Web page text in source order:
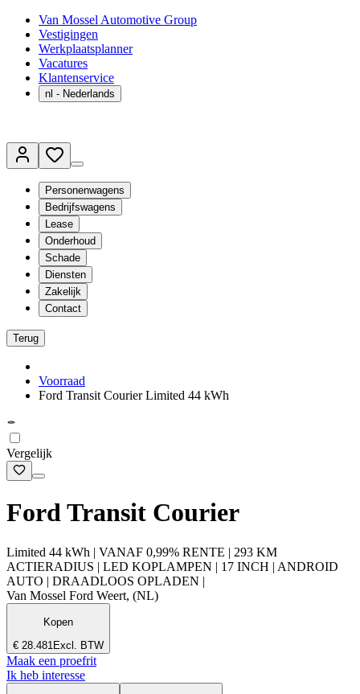
Van Mossel Automotive Group
Vestigingen
Werkplaatsplanner
Vacatures
Klantenservice
nl - Nederlands
Personenwagens
Bedrijfswagens
Lease
Onderhoud
Schade
Diensten
Zakelijk
Contact
Terug
Voorraad
Ford Transit Courier Limited 44 kWh
Vergelijk
Ford Transit Courier
Limited 44 kWh | VANAF 0,99% RENTE | 293 KM
ACTIERADIUS | LED KOPLAMPEN | 17 INCH | ANDROID
AUTO | DRAADLOOS OPLADEN |
Van Mossel Ford Weert, (NL)
Kopen
€ 28.481 Excl. BTW
Maak een proefrit
Ik heb interesse